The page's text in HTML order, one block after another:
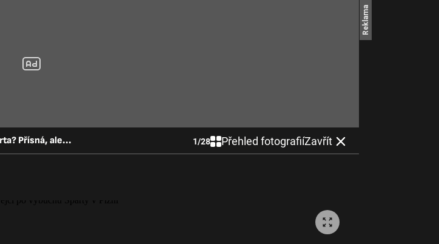
Přísná, ale... 1/28 Přehled fotografiíZavřít